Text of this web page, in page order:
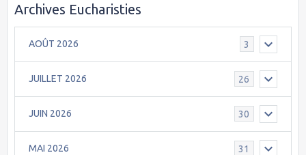
Archives Eucharisties
AOÛT 2026 3
JUILLET 2026 26
JUIN 2026 30
MAI 2026 31